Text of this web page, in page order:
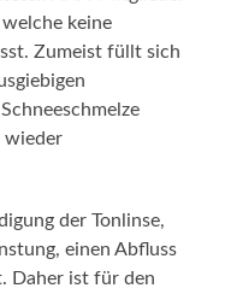
keine
Zumeist füllt sich
wieder
der Tonlinse,
einen Abfluss
Daher ist für den